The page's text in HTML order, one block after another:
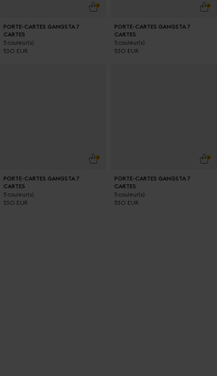
PORTE-CARTES GANGSTA 7
CARTES
5 couleur(s)
530 EUR
PORTE-CARTES GANGSTA 7
CARTES
5 couleur(s)
530 EUR
AJOUTER AU PANIER
PORTE-CARTES GANGSTA 7
CARTES
5 couleur(s)
530 EUR
PORTE-CARTES GANGSTA 7
CARTES
5 couleur(s)
530 EUR